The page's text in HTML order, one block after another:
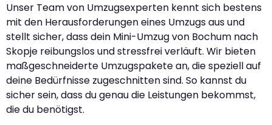
Unser Team von Umzugsexperten kennt sich bestens
mit den Herausforderungen eines Umzugs aus und
stellt sicher, dass dein Mini-Umzug von Bochum nach
Skopje reibungslos und stressfrei verläuft. Wir bieten
maßgeschneiderte Umzugspakete an, die speziell auf
deine Bedürfnisse zugeschnitten sind. So kannst du
sicher sein, dass du genau die Leistungen bekommst,
die du benötigst.